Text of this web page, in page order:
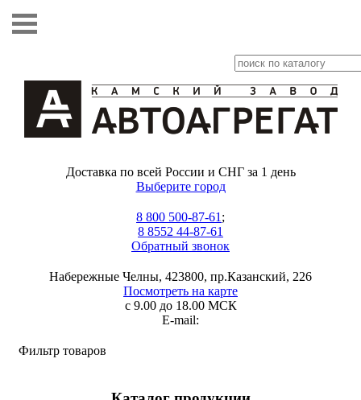
Доставка по всей России и СНГ за 1 день
Выберите город
8 800 500-87-61 ;
8 8552 44-87-61
Обратный звонок
Набережные Челны, 423800, пр.Казанский, 226
Посмотреть на карте
с 9.00 до 18.00 МСК
E-mail:
Фильтр товаров